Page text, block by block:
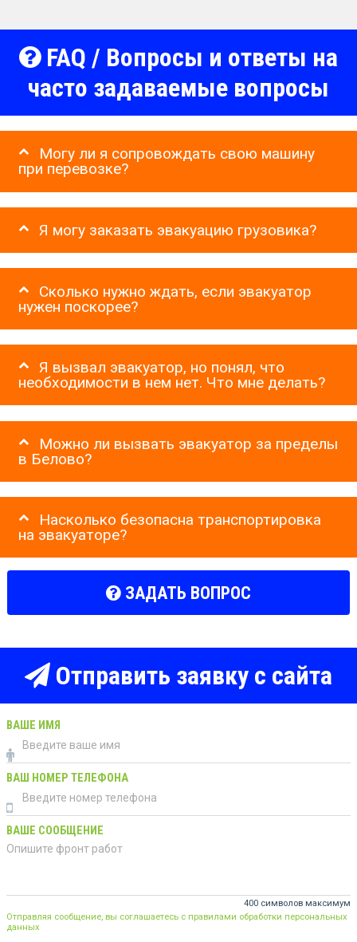
FAQ / Вопросы и ответы на
часто задаваемые вопросы
Могу ли я сопровождать свою машину
при перевозке?
Я могу заказать эвакуацию грузовика?
Сколько нужно ждать, если эвакуатор
нужен поскорее?
Я вызвал эвакуатор, но понял, что
необходимости в нем нет. Что мне делать?
Можно ли вызвать эвакуатор за пределы
в Белово?
Насколько безопасна транспортировка
на эвакуаторе?
ЗАДАТЬ ВОПРОС
Отправить заявку с сайта
ВАШЕ ИМЯ
ВАШ НОМЕР ТЕЛЕФОНА
ВАШЕ СООБЩЕНИЕ
400 символов максимум
Отправляя сообщение, вы соглашаетесь с правилами обработки персональных
данных